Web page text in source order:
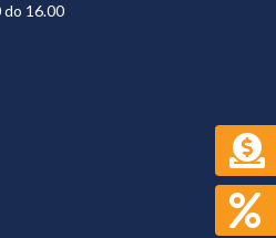
do 16.00